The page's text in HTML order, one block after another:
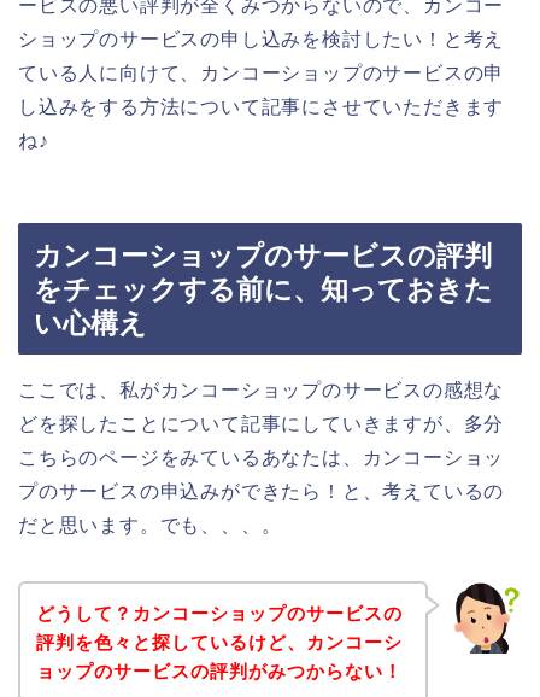
ービスの悪い評判が全くみつからないので、カンコー
ショップのサービスの申し込みを検討したい！と考え
ている人に向けて、カンコーショップのサービスの申
し込みをする方法について記事にさせていただきます
ね♪
カンコーショップのサービスの評判
をチェックする前に、知っておきた
い心構え
ここでは、私がカンコーショップのサービスの感想な
どを探したことについて記事にしていきますが、多分
こちらのページをみているあなたは、カンコーショッ
プのサービスの申込みができたら！と、考えているの
だと思います。でも、、、。
どうして？カンコーショップのサービスの
評判を色々と探しているけど、カンコーシ
ョップのサービスの評判がみつからない！